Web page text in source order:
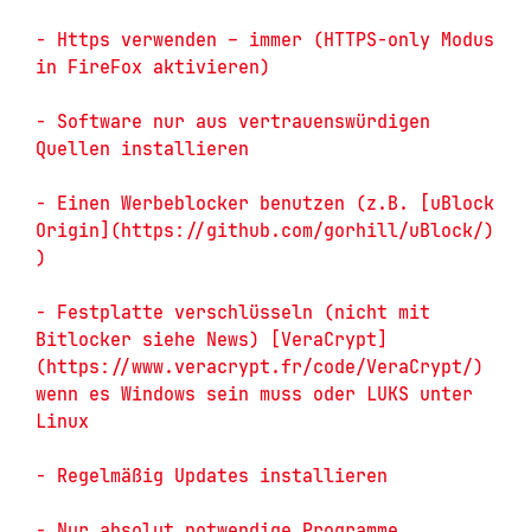
- Https verwenden – immer (HTTPS-only Modus
in FireFox aktivieren)
- Software nur aus vertrauenswürdigen
Quellen installieren
- Einen Werbeblocker benutzen (z.B. [uBlock
Origin](https://github.com/gorhill/uBlock/)
)
- Festplatte verschlüsseln (nicht mit
Bitlocker siehe News) [VeraCrypt]
(https://www.veracrypt.fr/code/VeraCrypt/)
wenn es Windows sein muss oder LUKS unter
Linux
- Regelmäßig Updates installieren